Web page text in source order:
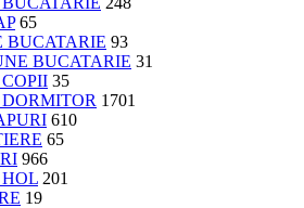
65
BUCATARIE 93
BUCATARIE 31
35
1701
610
65
966
201
19